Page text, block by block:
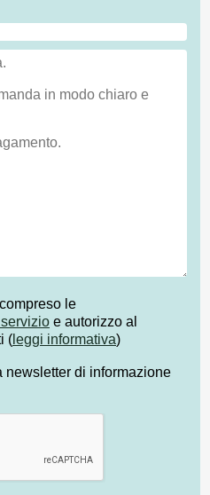
le
e autorizzo al
( leggi informativa)
newsletter di informazione